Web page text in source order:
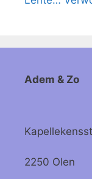
Adem & Zo
2250 Olen